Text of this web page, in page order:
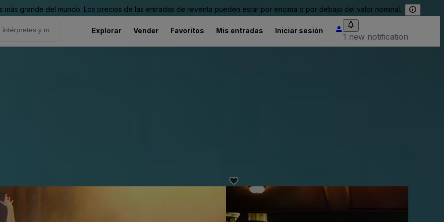
grande del mundo. Los precios de las entradas de reventa pueden estar por encima o por debajo del valor nominal.
Explorar Vender Favoritos Mis entradas Iniciar sesión
1 new notification